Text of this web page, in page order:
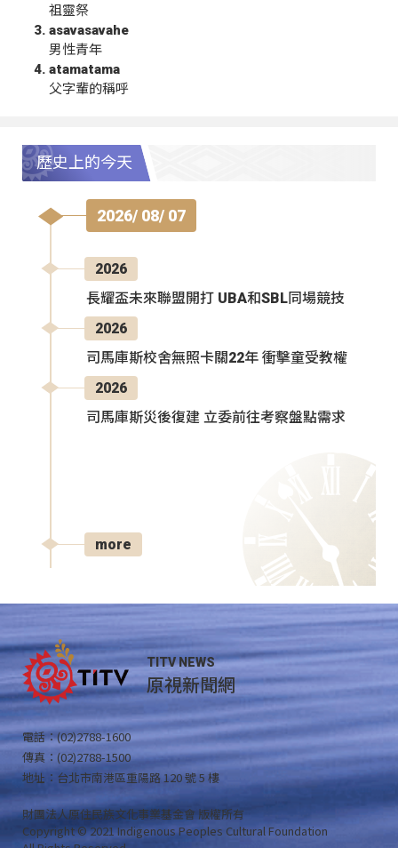
祖靈祭
asavasavahe
男性青年
atamatama
父字輩的稱呼
歷史上的今天
2026/ 08/ 07
2026
長耀盃未來聯盟開打 UBA和SBL同場競技
2026
司馬庫斯校舍無照卡關22年 衝擊童受教權
2026
司馬庫斯災後復建 立委前往考察盤點需求
more
TITV NEWS
原視新聞網
電話：(02)2788-1600
傳真：(02)2788-1500
地址：台北市南港區重陽路 120 號 5 樓
財團法人原住民族文化事業基金會 版權所有
Copyright © 2021 Indigenous Peoples Cultural Foundation